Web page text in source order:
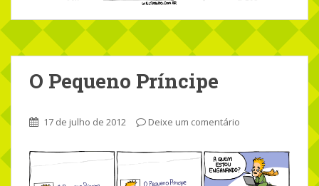
O Pequeno Príncipe
17 de julho de 2012 Deixe um comentário